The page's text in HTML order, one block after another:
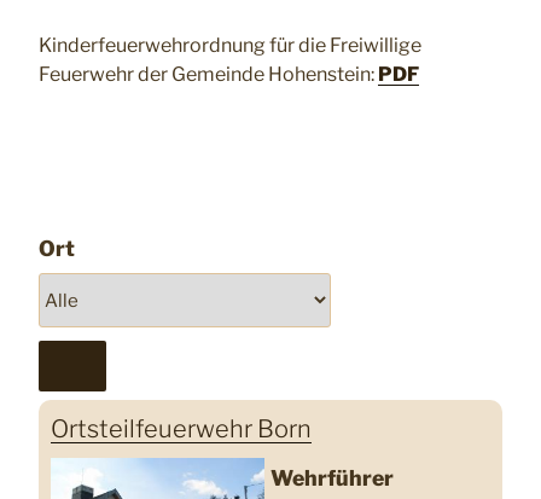
Kinderfeuerwehrordnung für die Freiwillige
Feuerwehr der Gemeinde Hohenstein: PDF
Ort
Ortsteilfeuerwehr Born
Wehrführer